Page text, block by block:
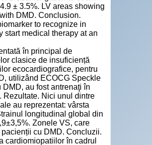
± 3.5%. LV areas showing
DMD. Conclusion.
to recognize in
start medical therapy at an
în principal de
clasice de insuficiență
ecocardiografice, pentru
utilizând ECOCG Speckle
au fost antrenaţi în
Rezultate. Nici unul dintre
au reprezentat: vârsta
longitudinal global din
Zonele VS, care
cu DMD. Concluzii.
cardiomiopatiilor în cadrul